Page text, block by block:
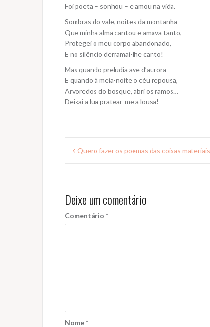
Foi poeta – sonhou – e amou na vida.
Sombras do vale, noites da montanha
Que minha alma cantou e amava tanto,
Protegei o meu corpo abandonado,
E no silêncio derramai-lhe canto!
Mas quando preludia ave d’aurora
E quando à meia-noite o céu repousa,
Arvoredos do bosque, abri os ramos…
Deixai a lua pratear-me a lousa!
Navegação
Quero fazer os poemas das coisas materiais
Deixe um comentário
Comentário *
Nome*